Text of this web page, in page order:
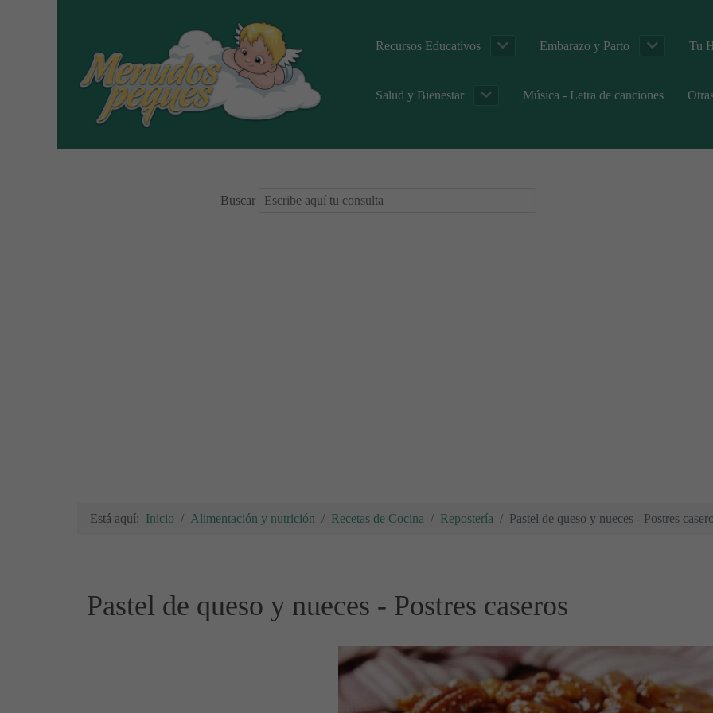
Recursos Educativos Embarazo y Parto Tu
Salud y Bienestar Música - Letra de canciones
Buscar
Está aquí: Inicio Alimentación y nutrición Recetas de Cocina Repostería Pastel de queso y nueces - Postres
Pastel de queso y nueces - Postres caseros